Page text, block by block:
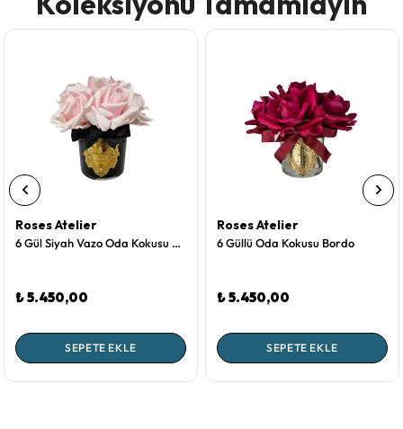
Roses Atelier
6 Gül Siyah Vazo Oda Kokusu Pembe
₺ 5.450,00
SEPETE EKLE
Roses Atelier
6 Güllü Oda Kokusu Bordo
₺ 5.450,00
SEPETE EKLE